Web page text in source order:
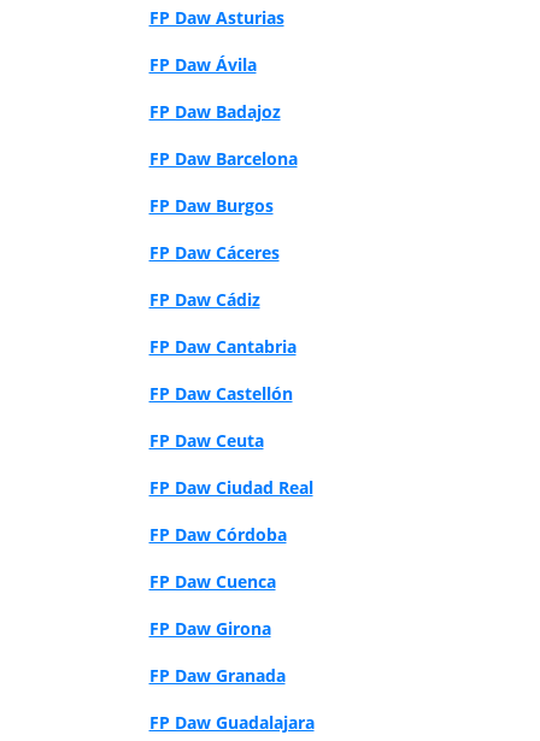
FP Daw Asturias
FP Daw Ávila
FP Daw Badajoz
FP Daw Barcelona
FP Daw Burgos
FP Daw Cáceres
FP Daw Cádiz
FP Daw Cantabria
FP Daw Castellón
FP Daw Ceuta
FP Daw Ciudad Real
FP Daw Córdoba
FP Daw Cuenca
FP Daw Girona
FP Daw Granada
FP Daw Guadalajara